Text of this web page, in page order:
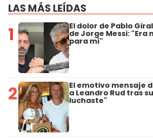
LAS MÁS LEÍDAS
1 El dolor de Pablo
de Jorge Messi:
para mí"
2 El emotivo mensaje
a Leandro Rud tras
luchaste"